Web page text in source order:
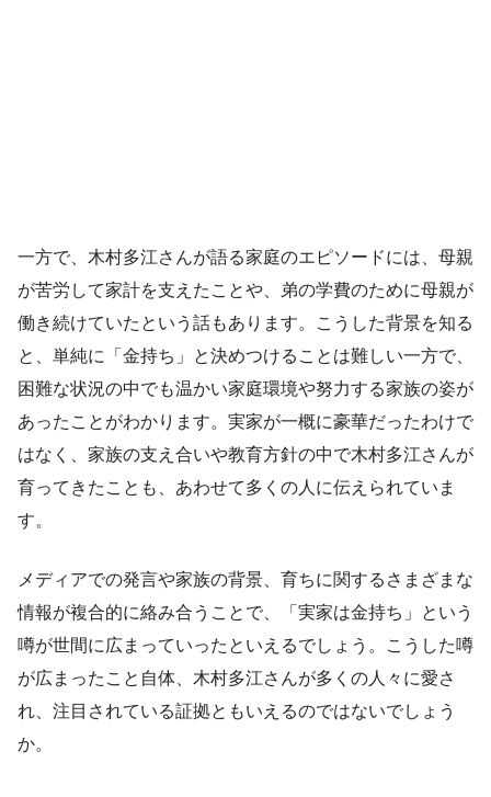
一方で、木村多江さんが語る家庭のエピソードには、母親
が苦労して家計を支えたことや、弟の学費のために母親が
働き続けていたという話もあります。こうした背景を知る
と、単純に「金持ち」と決めつけることは難しい一方で、
困難な状況の中でも温かい家庭環境や努力する家族の姿が
あったことがわかります。実家が一概に豪華だったわけで
はなく、家族の支え合いや教育方針の中で木村多江さんが
育ってきたことも、あわせて多くの人に伝えられていま
す。
メディアでの発言や家族の背景、育ちに関するさまざまな
情報が複合的に絡み合うことで、「実家は金持ち」という
噂が世間に広まっていったといえるでしょう。こうした噂
が広まったこと自体、木村多江さんが多くの人々に愛さ
れ、注目されている証拠ともいえるのではないでしょう
か。